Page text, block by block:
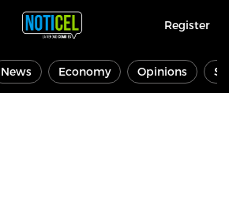
Register
News Economy Opinions